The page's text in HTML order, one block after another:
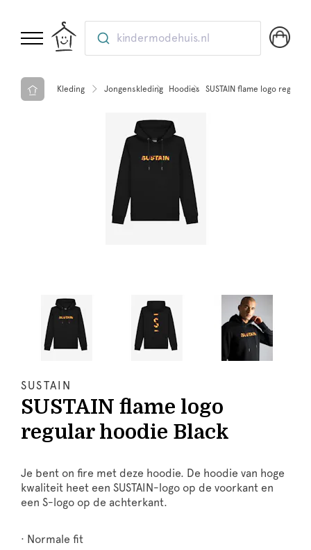
kindermodehuis.nl
Kleding Jongenskleding Hoodies SUSTAIN flame logo regular
SUSTAIN
SUSTAIN flame logo
regular hoodie Black
Je bent on fire met deze hoodie. De hoodie van hoge
kwaliteit heet een SUSTAIN-logo op de voorkant en
een S-logo op de achterkant.
· Normale fit